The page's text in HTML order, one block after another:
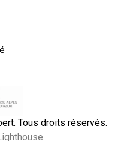
Tous droits réservés.
.